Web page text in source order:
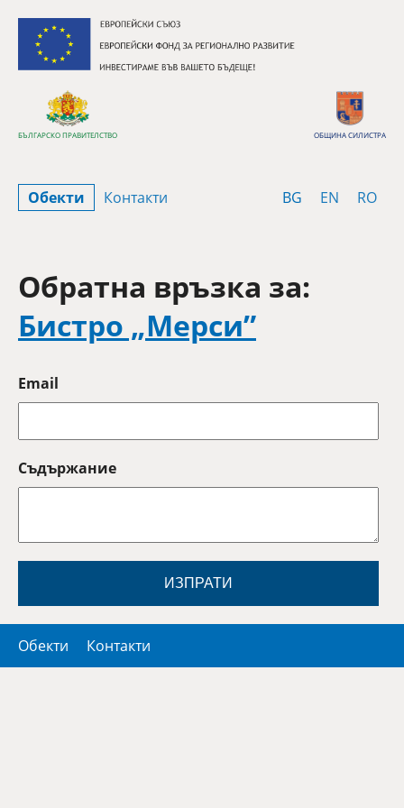
БЪЛГАРСКО ПРАВИТЕЛСТВО ОБЩИНА СИЛИСТРА
BG Bulgarian
EN English
RO
Обекти Контакти
Обратна връзка за:
Бистро „Мерси”
Email
Съдържание
ИЗПРАТИ
Обекти Контакти